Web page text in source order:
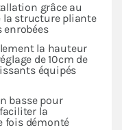
grâce au
la structure pliante
enrobées
la hauteur
de 10cm de
équipés
basse pour
la
fois démonté